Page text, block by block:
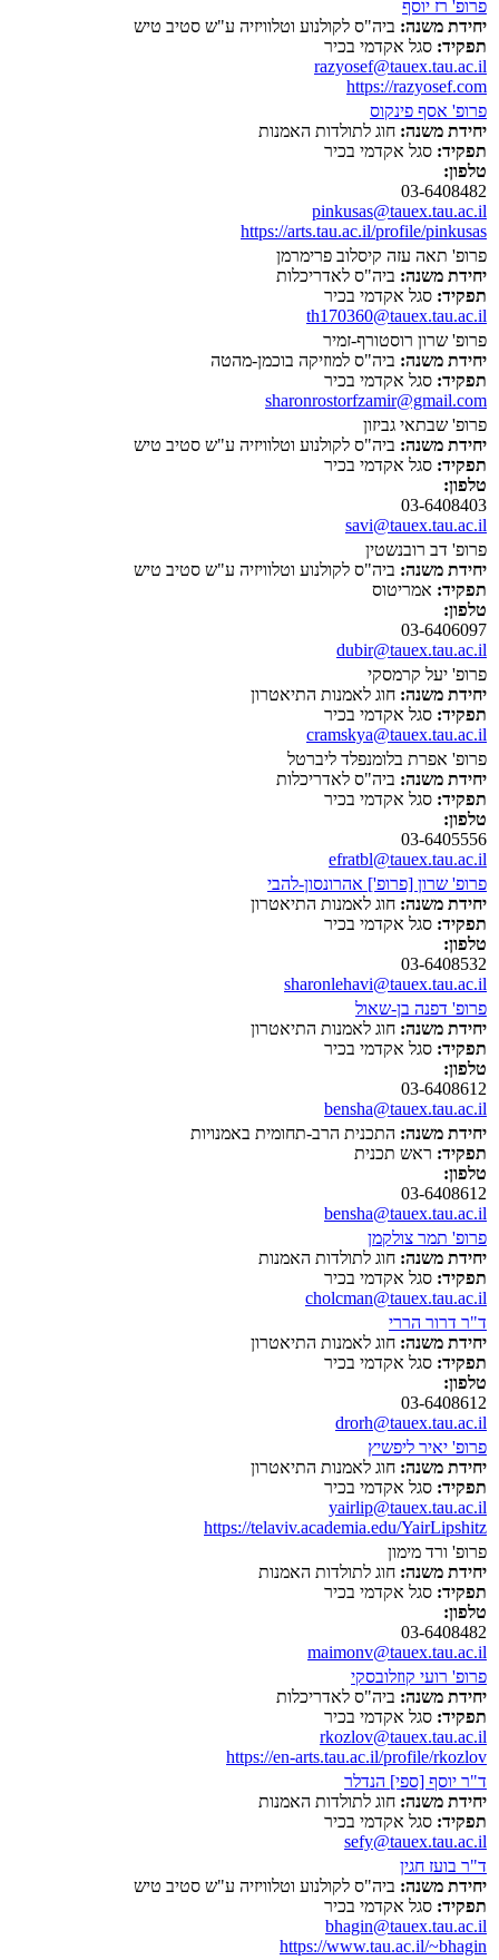
פרופ' רז יוסף
יחידת משנה: ביה"ס לקולנוע וטלוויזיה ע"ש סטיב טיש
תפקיד: סגל אקדמי בכיר
razyosef@tauex.tau.ac.il
https://razyosef.com
פרופ' אסף פינקוס
יחידת משנה: חוג לתולדות האמנות
תפקיד: סגל אקדמי בכיר
טלפון:
03-6408482
pinkusas@tauex.tau.ac.il
https://arts.tau.ac.il/profile/pinkusas
פרופ' תאה עזה קיסלוב פרימרמן
יחידת משנה: ביה"ס לאדריכלות
תפקיד: סגל אקדמי בכיר
th170360@tauex.tau.ac.il
פרופ' שרון רוסטורף-זמיר
יחידת משנה: ביה"ס למוזיקה בוכמן-מהטה
תפקיד: סגל אקדמי בכיר
sharonrostorfzamir@gmail.com
פרופ' שבתאי גביזון
יחידת משנה: ביה"ס לקולנוע וטלוויזיה ע"ש סטיב טיש
תפקיד: סגל אקדמי בכיר
טלפון:
03-6408403
savi@tauex.tau.ac.il
פרופ' דב רובנשטין
יחידת משנה: ביה"ס לקולנוע וטלוויזיה ע"ש סטיב טיש
תפקיד: אמריטוס
טלפון:
03-6406097
dubir@tauex.tau.ac.il
פרופ' יעל קרמסקי
יחידת משנה: חוג לאמנות התיאטרון
תפקיד: סגל אקדמי בכיר
cramskya@tauex.tau.ac.il
פרופ' אפרת בלומנפלד ליברטל
יחידת משנה: ביה"ס לאדריכלות
תפקיד: סגל אקדמי בכיר
טלפון:
03-6405556
efratbl@tauex.tau.ac.il
פרופ' שרון [פרופ'] אהרונסון-להבי
יחידת משנה: חוג לאמנות התיאטרון
תפקיד: סגל אקדמי בכיר
טלפון:
03-6408532
sharonlehavi@tauex.tau.ac.il
פרופ' דפנה בן-שאול
יחידת משנה: חוג לאמנות התיאטרון
תפקיד: סגל אקדמי בכיר
טלפון:
03-6408612
bensha@tauex.tau.ac.il
יחידת משנה: התכנית הרב-תחומית באמנויות
תפקיד: ראש תכנית
טלפון:
03-6408612
bensha@tauex.tau.ac.il
פרופ' תמר צולקמן
יחידת משנה: חוג לתולדות האמנות
תפקיד: סגל אקדמי בכיר
cholcman@tauex.tau.ac.il
ד"ר דרור הררי
יחידת משנה: חוג לאמנות התיאטרון
תפקיד: סגל אקדמי בכיר
טלפון:
03-6408612
drorh@tauex.tau.ac.il
פרופ' יאיר ליפשיץ
יחידת משנה: חוג לאמנות התיאטרון
תפקיד: סגל אקדמי בכיר
yairlip@tauex.tau.ac.il
https://telaviv.academia.edu/YairLipshitz
פרופ' ורד מימון
יחידת משנה: חוג לתולדות האמנות
תפקיד: סגל אקדמי בכיר
טלפון:
03-6408482
maimonv@tauex.tau.ac.il
פרופ' רועי קוזלובסקי
יחידת משנה: ביה"ס לאדריכלות
תפקיד: סגל אקדמי בכיר
rkozlov@tauex.tau.ac.il
https://en-arts.tau.ac.il/profile/rkozlov
ד"ר יוסף [ספי] הנדלר
יחידת משנה: חוג לתולדות האמנות
תפקיד: סגל אקדמי בכיר
sefy@tauex.tau.ac.il
ד"ר בועז חגין
יחידת משנה: ביה"ס לקולנוע וטלוויזיה ע"ש סטיב טיש
תפקיד: סגל אקדמי בכיר
bhagin@tauex.tau.ac.il
https://www.tau.ac.il/~bhagin